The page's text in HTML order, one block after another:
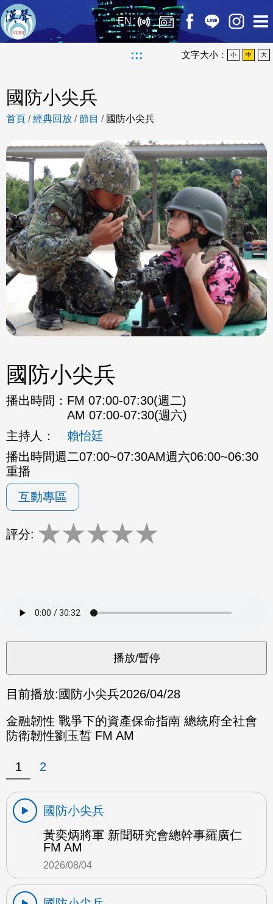
EN
::: 文字大小： 小 中 大
國防小尖兵
首頁 /經典回放 /節目 / 國防小尖兵
國防小尖兵
播出時間： FM 07:00-07:30(週二)
AM 07:00-07:30(週六)
主持人：
賴怡廷
播出時間週二07:00~07:30AM週六06:00~06:30
重播
互動專區
評分: ★★★★★
目前播放: 國防小尖兵2026/04/28
金融韌性 戰爭下的資產保命指南 總統府全社會
防衛韌性劉玉皙 FM AM
1 2
國防小尖兵
黃奕炳將軍 新聞研究會總幹事羅廣仁
FM AM
2026/08/04